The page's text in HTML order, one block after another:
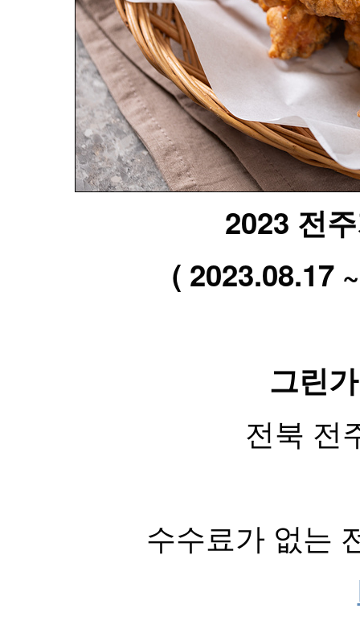
2023 전
( 2023.08.17
그린
전북 전
수수료가 없는